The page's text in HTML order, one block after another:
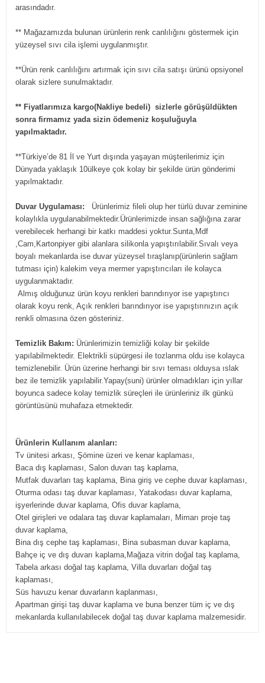
arasındadır.
** Mağazamızda bulunan ürünlerin renk canlılığını göstermek için
yüzeysel sıvı cila işlemi uygulanmıştır.
**Ürün renk canlılığını artırmak için sıvı cila satışı ürünü opsiyonel
olarak sizlere sunulmaktadır.
** Fiyatlarımıza kargo(Nakliye bedeli) sizlerle görüşüldükten
sonra firmamız yada sizin ödemeniz koşuluğuyla
yapılmaktadır.
**Türkiye’de 81 İl ve Yurt dışında yaşayan müşterilerimiz için
Dünyada yaklaşık 10ülkeye çok kolay bir şekilde ürün gönderimi
yapılmaktadır.
Duvar Uygulaması:
Ürünlerimiz fileli olup her türlü duvar zeminine
kolaylıkla uygulanabilmektedir.Ürünlerimizde insan sağlığına zarar
verebilecek herhangi bir katkı maddesi yoktur.Sunta,Mdf
,Cam,Kartonpiyer gibi alanlara silikonla yapıştırılabilir.Sıvalı veya
boyalı mekanlarda ise duvar yüzeysel tıraşlanıp(ürünlerin sağlam
tutması için) kalekim veya mermer yapıştırıcıları ile kolayca
uygulanmaktadır.
Almış olduğunuz ürün koyu renkleri barındırıyor ise yapıştırıcı
olarak koyu renk, Açık renkleri barındırıyor ise yapıştırınızın açık
renkli olmasına özen gösteriniz.
Temizlik Bakım: Ürünlerimizin temizliği kolay bir şekilde
yapılabilmektedir. Elektrikli süpürgesi ile tozlanma oldu ise kolayca
temizlenebilir. Ürün üzerine herhangi bir sıvı teması olduysa ıslak
bez ile temizlik yapılabilir.Yapay(suni) ürünler olmadıkları için yıllar
boyunca sadece kolay temizlik süreçleri ile ürünleriniz ilk günkü
görüntüsünü muhafaza etmektedir.
Ürünlerin Kullanım alanları:
Tv ünitesi arkası, Şömine üzeri ve kenar kaplaması,
Baca dış kaplaması, Salon duvarı taş kaplama,
Mutfak duvarları taş kaplama, Bina giriş ve cephe duvar kaplaması,
Oturma odası taş duvar kaplaması, Yatakodası duvar kaplama,
işyerlerinde duvar kaplama, Ofis duvar kaplama,
Otel girişleri ve odalara taş duvar kaplamaları, Mimarı proje taş
duvar kaplama,
Bina dış cephe taş kaplaması, Bina subasman duvar kaplama,
Bahçe iç ve dış duvarı kaplama,Mağaza vitrin doğal taş kaplama,
Tabela arkası doğal taş kaplama, Villa duvarları doğal taş
kaplaması,
Süs havuzu kenar duvarların kaplanması,
Apartman girişi taş duvar kaplama ve buna benzer tüm iç ve dış
mekanlarda kullanılabilecek doğal taş duvar kaplama malzemesidir.